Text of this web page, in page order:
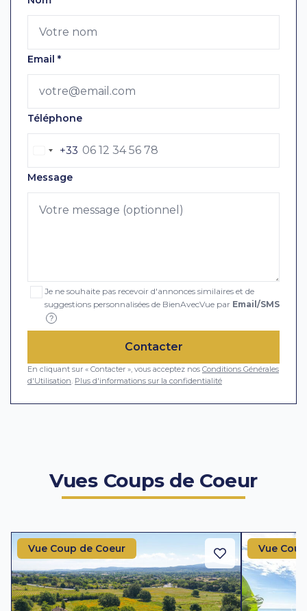
Email *
Téléphone
+33
Message
Je ne souhaite pas recevoir d'annonces similaires et de
suggestions personnalisées de BienAvecVue par Email/SMS
?
Contacter
En cliquant sur « Contacter », vous acceptez nos Conditions Générales
d'Utilisation Plus d'informations sur la confidentialité
Vues Coups de Coeur
Vue Coup de Coeur Vue